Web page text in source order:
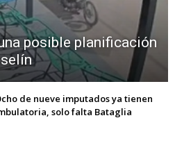
posible planificación
de nueve imputados ya tienen
solo falta Bataglia